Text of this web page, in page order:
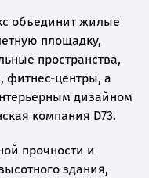
объединит жилые
площадку,
пространства,
фитнес-центры, а
дизайном
компания D73.
прочности и
здания,